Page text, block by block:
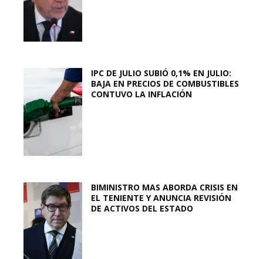
IPC DE JULIO SUBIÓ 0,1% EN JULIO:
BAJA EN PRECIOS DE COMBUSTIBLES
CONTUVO LA INFLACIÓN
BIMINISTRO MAS ABORDA CRISIS EN
EL TENIENTE Y ANUNCIA REVISIÓN
DE ACTIVOS DEL ESTADO